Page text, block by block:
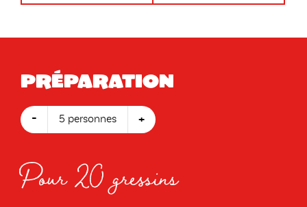
Préparation
- 5 personnes +
Pour 20 gressins